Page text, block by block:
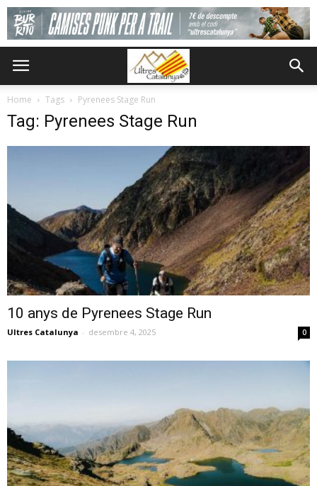
Home Tags Pyrenees Stage Run
Tag: Pyrenees Stage Run
10 anys de Pyrenees Stage Run
Ultres Catalunya - desembre 4, 2025 0